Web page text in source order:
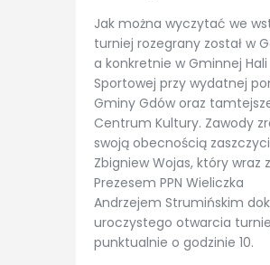
Jak można wyczytać we
turniej rozegrany został w
a konkretnie w Gminnej Hali
Sportowej przy wydatnej
Gminy Gdów oraz
Centrum Kultury. Zawody
swoją obecnością
Zbigniew Wojas, który wraz z
Prezesem PPN Wieliczka
Andrzejem Strumińskim
uroczystego otwarcia
punktualnie o godzinie 10.